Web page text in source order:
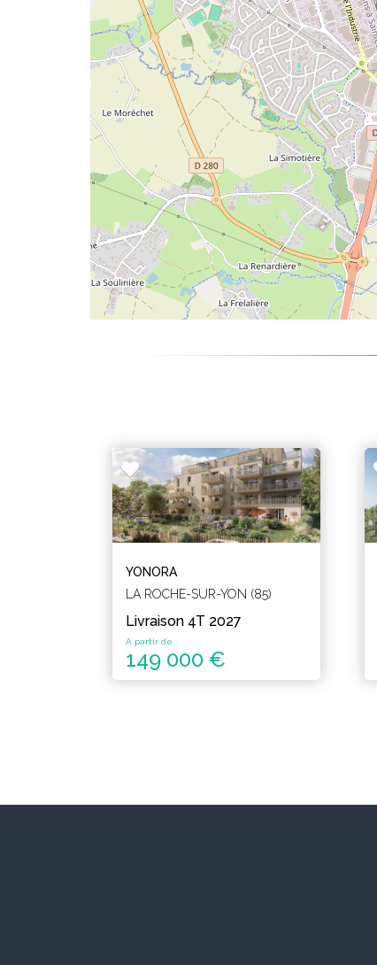
YONORA
LA ROCHE-SUR-YON (85)
Livraison 4T 2027
A partir de
149 000 €